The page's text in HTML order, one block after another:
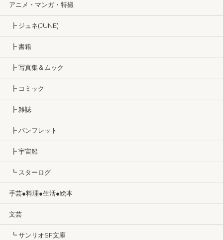
アニメ・マンガ・特撮
┣ ジュネ(JUNE)
┣ 書籍
┣ 写真集＆ムック
┣ コミック
┣ 雑誌
┣ パンフレット
┣ 宇宙船
┗ スターログ
手芸●料理●生活●絵本
文芸
┗ サンリオSF文庫